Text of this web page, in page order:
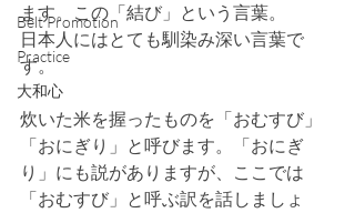
Belt Promotion
Practice
大和心
ます。この「結び」という言葉。
日本人にはとても馴染み深い言葉で
す。
炊いた米を握ったものを「おむすび」
「おにぎり」と呼びます。「おにぎ
り」にも説がありますが、ここでは
「おむすび」と呼ぶ訳を話しましょ